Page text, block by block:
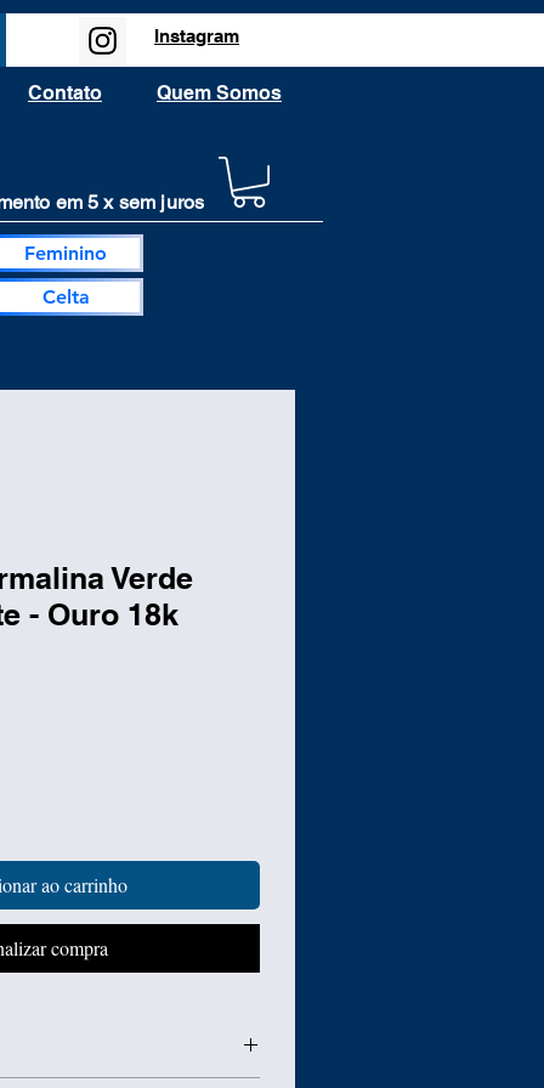
Instagram
Contato Quem Somos
em 5 x sem juros
Feminino
Celta
Verde
- Ouro 18k
ao carrinho
compra